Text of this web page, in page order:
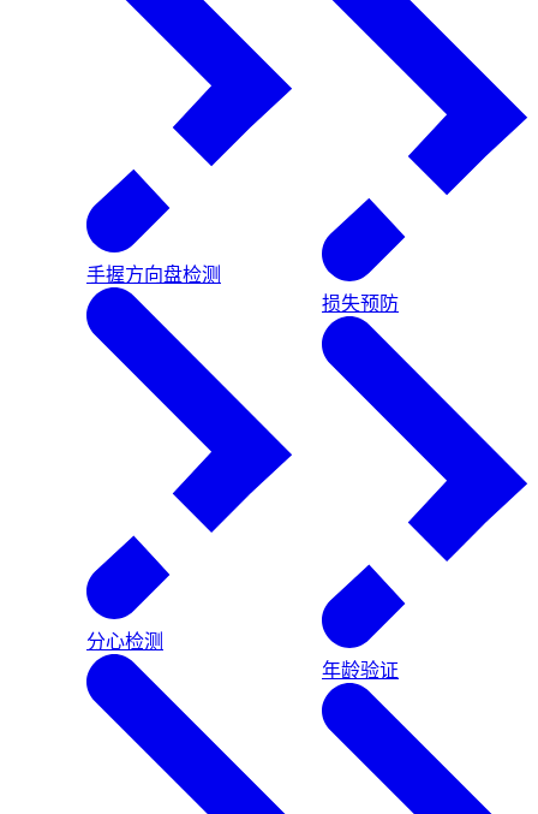
手握方向盘检测
分心检测
损失预防
年龄验证